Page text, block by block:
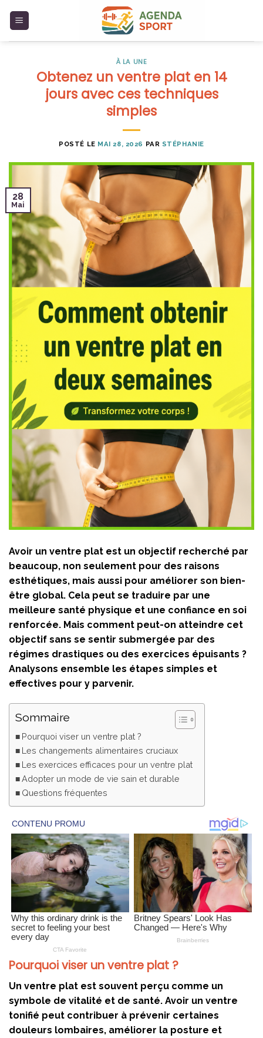
À LA UNE
Obtenez un ventre plat en 14
jours avec ces techniques
simples
POSTÉ LE MAI 28, 2026 PAR STÉPHANIE
28
Mai
Avoir un ventre plat est un objectif recherché par
beaucoup, non seulement pour des raisons
esthétiques, mais aussi pour améliorer son bien-
être global. Cela peut se traduire par une
meilleure santé physique et une confiance en soi
renforcée. Mais comment peut-on atteindre cet
objectif sans se sentir submergée par des
régimes drastiques ou des exercices épuisants ?
Analysons ensemble les étapes simples et
effectives pour y parvenir.
Sommaire
Pourquoi viser un ventre plat ?
Les changements alimentaires cruciaux
Les exercices efficaces pour un ventre plat
Adopter un mode de vie sain et durable
Questions fréquentes
Pourquoi viser un ventre plat ?
Un ventre plat est souvent perçu comme un
symbole de vitalité et de santé. Avoir un ventre
tonifié peut contribuer à prévenir certaines
douleurs lombaires, améliorer la posture et